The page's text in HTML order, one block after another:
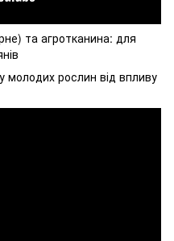
та агротканина: для
молодих рослин від впливу